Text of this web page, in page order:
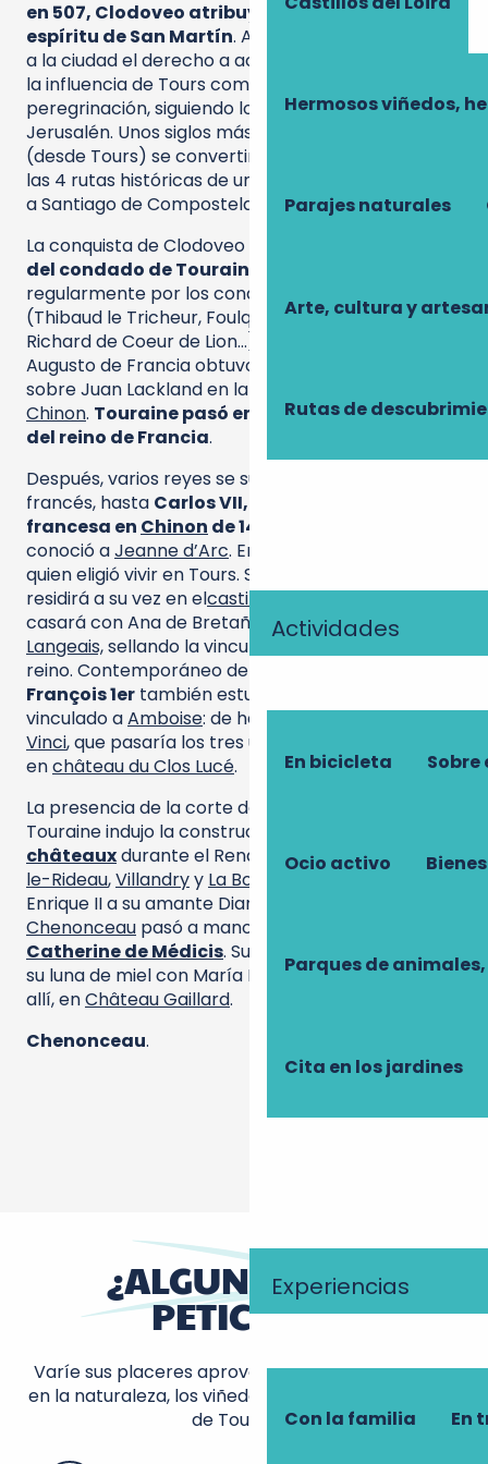
Hermosos viñedos,
Parajes naturales
Arte, cultura y
Rutas de
Actividades
En bicicleta Sobre
Ocio activo
Parques de
Cita en los jardines
Experiencias
Con la familia En
en 507, Clodoveo atribuyó la victoria al
espíritu de San Martín. A continuación, concedió
a la ciudad el derecho a acuñar moneda y reforzó
la influencia de Tours como ciudad de
peregrinación, siguiendo los pasos de Roma y
Jerusalén. Unos siglos más tarde, la vía Turonensis
(desde Tours) se convertiría también en una de
las 4 rutas históricas de una nueva peregrinación,
a Santiago de Compostela.
La conquista de Clodoveo condujo a la
del condado de Touraine
regularmente por los condes de Blois y Anjou
(Thibaud le Tricheur, Foulques Nerra, Henri II,
Richard de Coeur de Lion…), hasta que el rey Felipe
Augusto de Francia obtuvo una victoria decisiva
sobre Juan Lackland en la
Chinon. Touraine pasó entonces a formar parte
del reino de Francia.
Después, varios reyes se sucedieron en el trono
francés, hasta Carlos VII, que instaló la corte
francesa en Chinon de 1427 a 1429
conoció aJeanne d’Arc. En 1461, fue el rey
quien eligió vivir en Tours. Su hijo
residirá a su vez en elcastillo real de Amboise, y se
casará con Ana de Bretaña en elchâteau de
Langeais,sellando la vinculación de Bretaña al
reino. Contemporáneo de
François 1er también estuvo estrechamente
vinculado aAmboise: de hecho, invitó aLéonard de
Vinci, que pasaría los tres últimos años de su vida
enchâteau du Clos Lucé.
La presencia de la corte del reino de Francia en
Touraine indujo la construcción de
châteauxdurante el Renacimiento, como
Azay-
le-Rideau,Villandryy La Bourdaisière
Enrique II a su amante Diana de Poitiers,
Chenonceau pasó a manos de la
Catherine de Médicis. Su hijo Francisco II pasaría
su luna de miel con María Estuardo no muy lejos de
allí, enChâteau Gaillard.
Chenonceau.
¿ALGUNA OTRA
PETICIÓN?
Varíe sus placeres aprovechando las actividades
en la naturaleza, los viñedos y las bonitas ciudades
de Touraine.